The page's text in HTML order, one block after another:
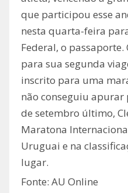
que participou esse
nesta quarta-feira
Federal, o
para sua segunda
inscrito para uma
não conseguiu apurar
de setembro último,
Maratona
Uruguai e na
lugar.
Fonte: AU Online